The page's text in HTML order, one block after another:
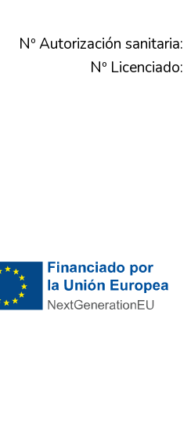
Nº Autorización sanitaria:
Nº Licenciado: